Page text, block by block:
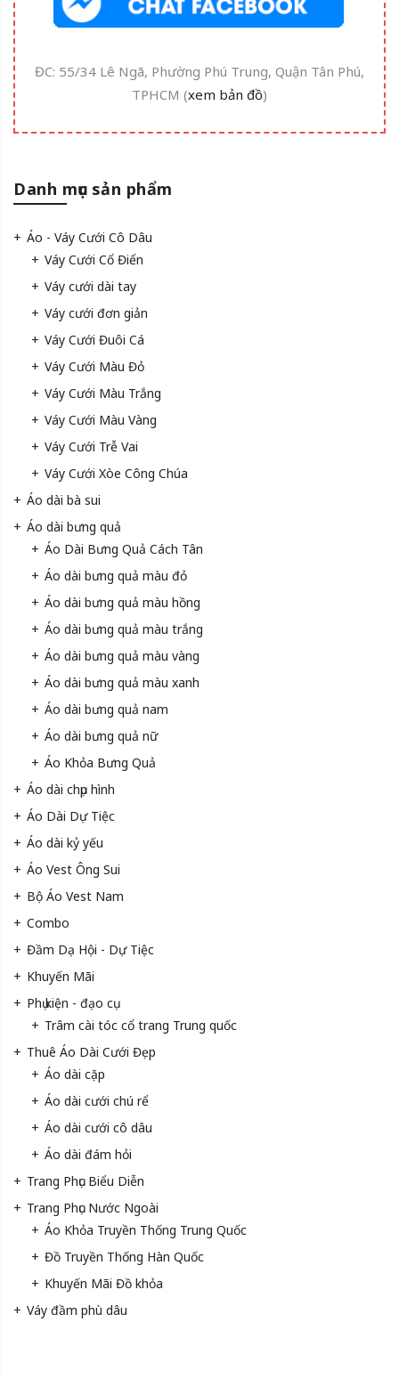
ĐC: 55/34 Lê Ngã, Phường Phú Trung, Quận Tân Phú,
TPHCM (xem bản đồ)
Danh mục sản phẩm
Áo - Váy Cưới Cô Dâu
Váy Cưới Cổ Điển
Váy cưới dài tay
Váy cưới đơn giản
Váy Cưới Đuôi Cá
Váy Cưới Màu Đỏ
Váy Cưới Màu Trắng
Váy Cưới Màu Vàng
Váy Cưới Trễ Vai
Váy Cưới Xòe Công Chúa
Áo dài bà sui
Áo dài bưng quả
Áo Dài Bưng Quả Cách Tân
Áo dài bưng quả màu đỏ
Áo dài bưng quả màu hồng
Áo dài bưng quả màu trắng
Áo dài bưng quả màu vàng
Áo dài bưng quả màu xanh
Áo dài bưng quả nam
Áo dài bưng quả nữ
Áo Khỏa Bưng Quả
Áo dài chụp hình
Áo Dài Dự Tiệc
Áo dài kỷ yếu
Áo Vest Ông Sui
Bộ Áo Vest Nam
Combo
Đầm Dạ Hội - Dự Tiệc
Khuyến Mãi
Phụ kiện - đạo cụ
Trâm cài tóc cổ trang Trung quốc
Thuê Áo Dài Cưới Đẹp
Áo dài cặp
Áo dài cưới chú rể
Áo dài cưới cô dâu
Áo dài đám hỏi
Trang Phục Biểu Diễn
Trang Phục Nước Ngoài
Áo Khỏa Truyền Thống Trung Quốc
Đồ Truyền Thống Hàn Quốc
Khuyến Mãi Đồ khỏa
Váy đầm phù dâu